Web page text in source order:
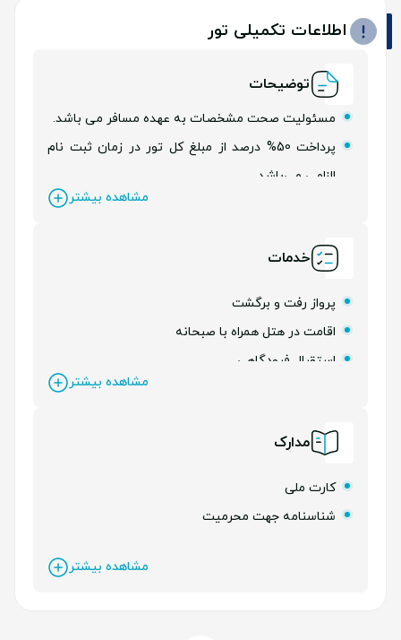
اطلاعات تکمیلی تور
توضیحات
مسئولیت صحت مشخصات به عهده مسافر می باشد.
پرداخت 50% درصد از مبلغ کل تور در زمان ثبت نام
الزامی می‌باشد.
مشاهده بیشتر
خدمات
پرواز رفت و برگشت
اقامت در هتل همراه با صبحانه
استقبال فرودگاهی
مشاهده بیشتر
مدارک
کارت ملی
شناسنامه جهت محرمیت
مشاهده بیشتر